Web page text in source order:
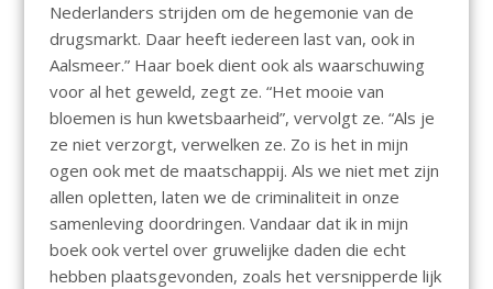
Nederlanders strijden om de hegemonie van de
drugsmarkt. Daar heeft iedereen last van, ook in
Aalsmeer.” Haar boek dient ook als waarschuwing
voor al het geweld, zegt ze. “Het mooie van
bloemen is hun kwetsbaarheid”, vervolgt ze. “Als je
ze niet verzorgt, verwelken ze. Zo is het in mijn
ogen ook met de maatschappij. Als we niet met zijn
allen opletten, laten we de criminaliteit in onze
samenleving doordringen. Vandaar dat ik in mijn
boek ook vertel over gruwelijke daden die echt
hebben plaatsgevonden, zoals het versnipperde lijk